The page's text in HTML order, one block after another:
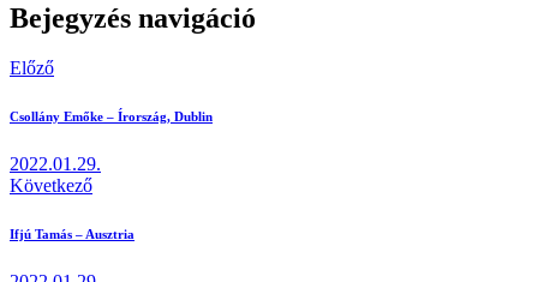
Bejegyzés navigáció
Előző
Csollány Emőke – Írország, Dublin
2022.01.29.
Következő
Ifjú Tamás – Ausztria